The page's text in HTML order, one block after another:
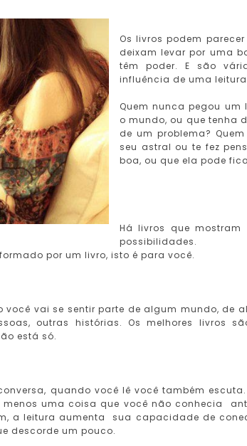
Os livros podem
deixam levar por uma
têm poder. E são
influência de uma
Quem nunca pegou um
o mundo, ou que tenha
de um problema?
seu astral ou te fez
boa, ou que ela pode
Há livros que
possibilidades.
por um livro, isto é para você.
você vai se sentir parte de algum mundo, de
outras histórias. Os melhores livros
está só.
quando você lê você também
uma coisa que você não conhecia
a leitura aumenta sua capacidade de
descorde um pouco.